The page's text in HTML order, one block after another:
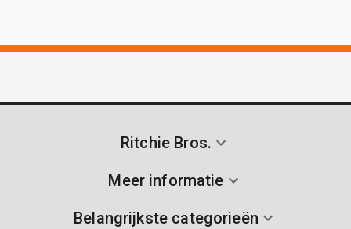
Ritchie Bros.
Meer informatie
Belangrijkste categorieën